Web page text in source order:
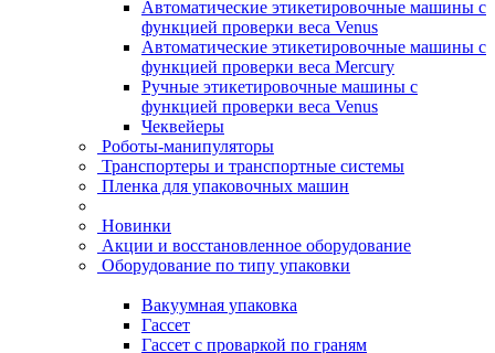
Автоматические этикетировочные машины с
функцией проверки веса Venus
Автоматические этикетировочные машины с
функцией проверки веса Mercury
Ручные этикетировочные машины с
функцией проверки веса Venus
Чеквейеры
Роботы-манипуляторы
Транспортеры и транспортные системы
Пленка для упаковочных машин
Новинки
Акции и восстановленное оборудование
Оборудование по типу упаковки
Вакуумная упаковка
Гассет
Гассет с проваркой по граням